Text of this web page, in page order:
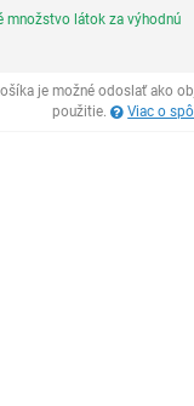
Ks
množstvo látok za výhodnú
je možné odoslať ako
použitie.
Viac o